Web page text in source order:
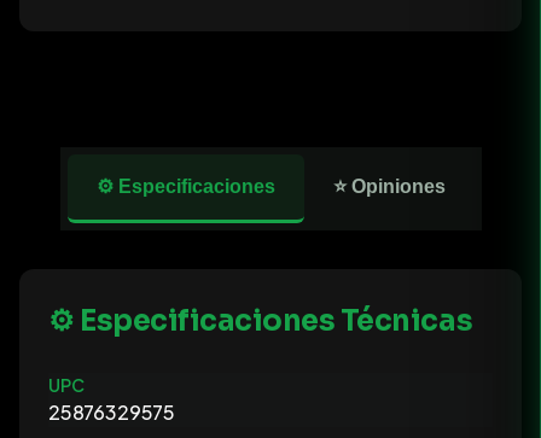
⚙️ Especificaciones ⭐ Opiniones
⚙️ Especificaciones Técnicas
UPC
25876329575